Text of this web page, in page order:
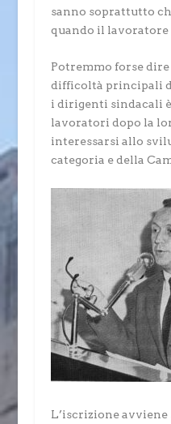
sanno soprattutto
quando il lavoratore
Potremmo forse dire
difficoltà principali
i dirigenti sindacali
lavoratori dopo la
interessarsi allo
categoria e della
L’iscrizione